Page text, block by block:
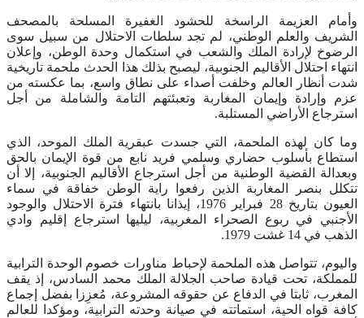
وأمام العزيمة الراسخة للحشود الغفيرة المسلحة بالمصحف
الشريف والعلم الوطني، لم تجد سلطات الاحتلال من سبيل سوى
الرضوخ لإرادة الملك والشعب في استكمال وحدة الوطن، وإعلان
انتهاء احتلال الأقاليم الجنوبية، ليصبح بذلك هذا الحدث ملحمة تاريخية
شدت أنظار العالم وخلفت أصداء على نطاق واسع، بما عكسته من
عزم وإرادة وإيمان المغاربة وتعبئتهم التامة والشاملة من أجل
استرجاع الأراضي المستلبة.
وما كان لهذه الملحمة، التي جسدت عبقرية الملك الموحد، الذي
استطاع بأسلوب حضاري وسلمي فريد نابع من قوة الإيمان بالحق
وبعدالة القضية الوطنية من أجل استرجاع الأقاليم الجنوبية، إلا أن
تتكلل بنصر المغاربة الذين رفعوا راية الوطن خفاقة في سماء
العيون بتاريخ 28 فبراير 1976، إيذانا بانتهاء فترة الاحتلال والوجود
الأجنبي في ربوع الصحراء المغربية، ليليها استرجاع إقليم وادي
الذهب في 14 غشت 1979.
واليوم، تتواصل هذه الملحمة لإحباط مناورات خصوم الوحدة الترابية
للمملكة، تحت قيادة صاحب الجلالة الملك محمد السادس، إذ يقف
المغرب، ثابتا في الدفاع عن حقوقه المشروعة، مُعزِزا بفضل إجماع
كافة قواه الحية، استماتته في صيانة وحدته الترابية، ومؤكدا للعالم